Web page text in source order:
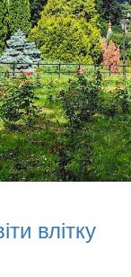
влітку